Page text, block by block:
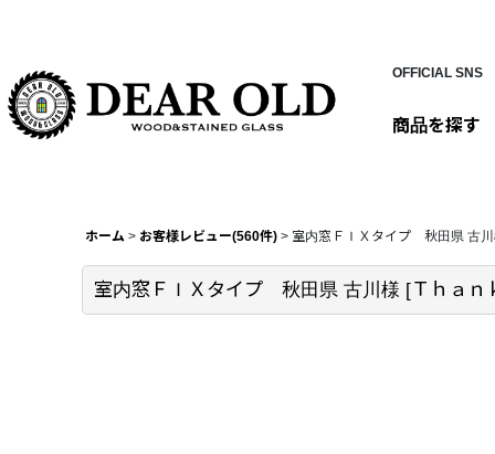
商品を探す
OFFICIAL SNS
ホーム > お客様レビュー(560件) > 室内窓ＦＩＸタイプ 秋田県 古川
室内窓ＦＩＸタイプ 秋田県 古川様 [Ｔｈａ